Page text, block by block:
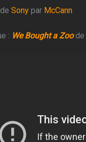
Sony par McCann
: We Bought a Zoode